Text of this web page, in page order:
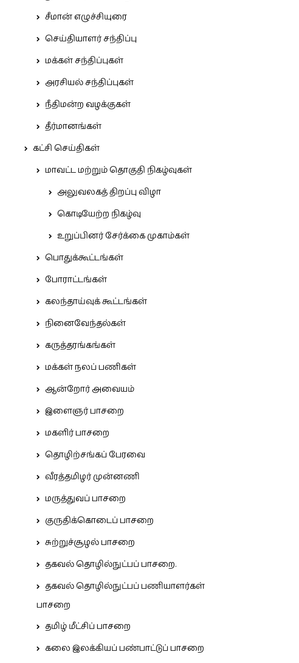
சீமான் எழுச்சியுரை
செய்தியாளர் சந்திப்பு
மக்கள் சந்திப்புகள்
அரசியல் சந்திப்புகள்
நீதிமன்ற வழக்குகள்
தீர்மானங்கள்
கட்சி செய்திகள்
மாவட்ட மற்றும் தொகுதி நிகழ்வுகள்
அலுவலகத் திறப்பு விழா
கொடியேற்ற நிகழ்வு
உறுப்பினர் சேர்க்கை முகாம்கள்
பொதுக்கூட்டங்கள்
போராட்டங்கள்
கலந்தாய்வுக் கூட்டங்கள்
நினைவேந்தல்கள்
கருத்தரங்கங்கள்
மக்கள் நலப் பணிகள்
ஆன்றோர் அவையம்
இளைஞர் பாசறை
மகளிர் பாசறை
தொழிற்சங்கப் பேரவை
வீரத்தமிழர் முன்னணி
மருத்துவப் பாசறை
குருதிக்கொடைப் பாசறை
சுற்றுச்சூழல் பாசறை
தகவல் தொழில்நுட்பப் பாசறை.
தகவல் தொழில்நுட்பப் பணியாளர்கள்
பாசறை
தமிழ் மீட்சிப் பாசறை
கலை இலக்கியப் பண்பாட்டுப் பாசறை